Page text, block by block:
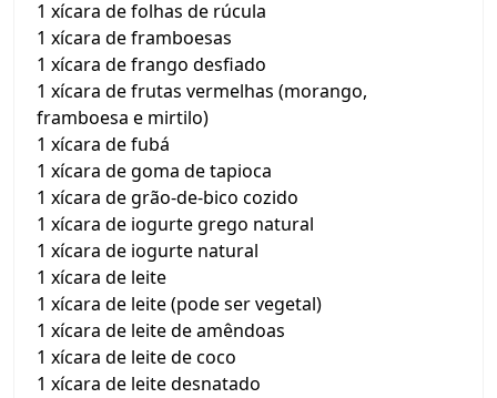
1 xícara de folhas de rúcula
1 xícara de framboesas
1 xícara de frango desfiado
1 xícara de frutas vermelhas (morango,
framboesa e mirtilo)
1 xícara de fubá
1 xícara de goma de tapioca
1 xícara de grão-de-bico cozido
1 xícara de iogurte grego natural
1 xícara de iogurte natural
1 xícara de leite
1 xícara de leite (pode ser vegetal)
1 xícara de leite de amêndoas
1 xícara de leite de coco
1 xícara de leite desnatado